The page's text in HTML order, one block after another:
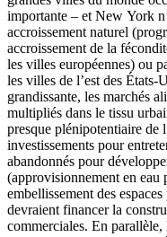
importante – et New York
accroissement naturel
accroissement de la
les villes européennes) ou
les villes de l’est des États-
grandissante, les marchés
multipliés dans le tissu
presque plénipotentiaire de
investissements pour
abandonnés pour
(approvisionnement en eau
embellissement des
devraient financer la
commerciales. En parallèle,